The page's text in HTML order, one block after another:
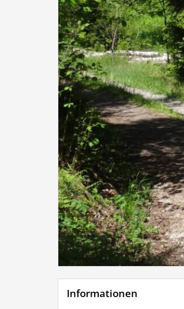
Informationen